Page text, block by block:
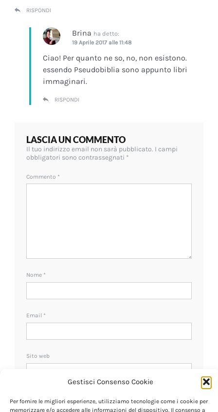
Gestisci Consenso Cookie
Per fornire le migliori esperienze, utilizziamo tecnologie come i cookie per
memorizzare e/o accedere alle informazioni del dispositivo. Il consenso a
RISPONDI
Brina ha detto:
19 Aprile 2017 alle 11:48
Ciao! Per quanto ne so, no, non esistono.
essendo Pseudobiblia sono appunto libri
immaginari.
RISPONDI
LASCIA UN COMMENTO
Il tuo indirizzo email non sarà pubblicato. I campi
obbligatori sono contrassegnati *
Commento *
Nome *
Email *
Sito web